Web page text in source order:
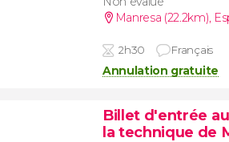
Manresa (22.2km),
2h30 Français
Annulation gratuite
Billet d'entrée
la technique de